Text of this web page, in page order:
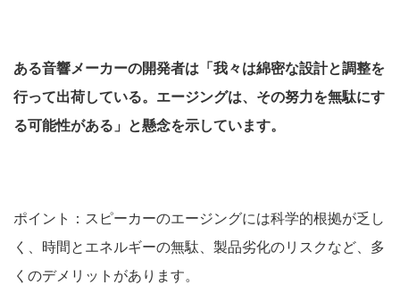
ある音響メーカーの開発者は「我々は綿密な設計と調整を
行って出荷している。エージングは、その努力を無駄にす
る可能性がある」と懸念を示しています。
ポイント：スピーカーのエージングには科学的根拠が乏し
く、時間とエネルギーの無駄、製品劣化のリスクなど、多
くのデメリットがあります。